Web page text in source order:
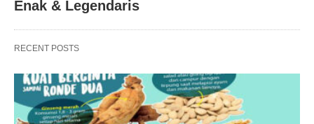
Enak & Legendaris
RECENT POSTS